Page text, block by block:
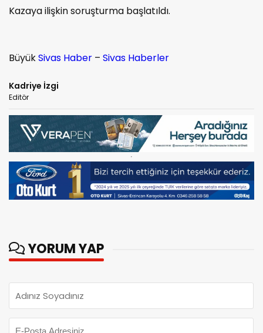
Kazaya ilişkin soruşturma başlatıldı.
BüyükSivas Haber – Sivas Haberler
Kadriye İzgi
Editör
YORUM YAP